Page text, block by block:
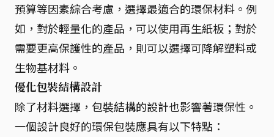
預算等因素綜合考慮，選擇最適合的環保材料。例
如，對於輕量化的產品，可以使用再生紙板；對於
需要更高保護性的產品，則可以選擇可降解塑料或
生物基材料。
優化包裝結構設計
除了材料選擇，包裝結構的設計也影響著環保性。
一個設計良好的環保包裝應具有以下特點：